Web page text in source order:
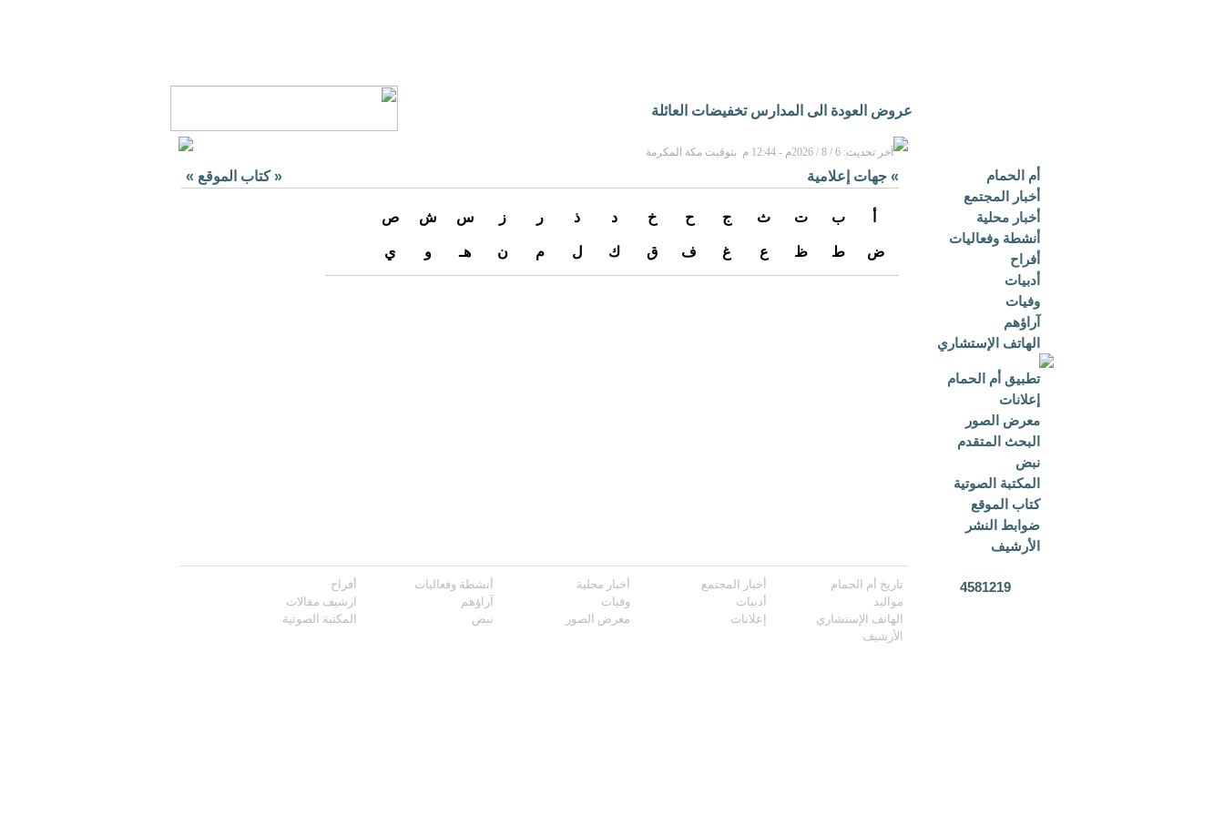
عروض العودة الى المدارس تخفيضات العائلة
آخر تحديث: 6 / 8 / 2026م - 12:44 م بتوقيت مكة المكرمة
أم الحمام
أخبار المجتمع
أخبار محلية
أنشطة وفعاليات
أفراح
أدبيات
وفيات
آراؤهم
الهاتف الإستشاري
تطبيق أم الحمام
إعلانات
معرض الصور
البحث المتقدم
نبض
المكتبة الصوتية
كتاب الموقع
ضوابط النشر
الأرشيف
«كتاب الموقع » » جهات إعلامية
ب ت ث ج ح خ د ذ ر ز س ش ص
ض ط ظ ع غ ف ق ك ل م ن هـ و ي
4581219 تاريخ أم الحمام أخبار المجتمع أخبار محلية أنشطة وفعاليات
أفراح
مواليد
أدبيات وفيات آراؤهم
ارشيف مقالات
الهاتف الإستشاري
إعلانات معرض الصور نبض
المكتبة الصوتية
الأرشيف